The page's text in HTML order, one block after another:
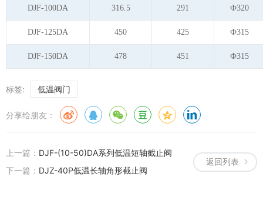
DJF-100DA 316.5 291 Ф320
DJF-125DA 450 425 Ф315
DJF-150DA 478 451 Ф315
标签: 低温阀门
分享给朋友：
返回列表
上一篇： DJF-(10-50)DA系列低温短轴截止阀
下一篇： DJZ-40P低温长轴角形截止阀